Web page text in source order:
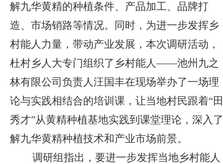
解九华黄精的种植条件、产品加工、品牌打
造、市场销路等情况。同时，为进一步发挥乡
村能人力量，带动产业发展，本次调研活动，
杜村乡人大专门组织了乡村能人——池州九之
林有限公司负责人汪国丰在现场举办了一场理
论与实践相结合的培训课，让当地村民跟着“田
秀才”从黄精种植基地实践到课堂理论，深入了
解九华黄精种植技术和产业市场前景。
调研组指出，要进一步发挥当地乡村能人